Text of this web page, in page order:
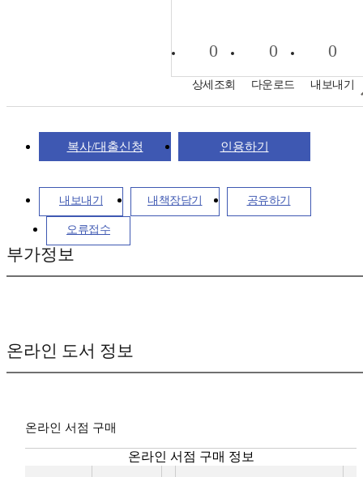
0
상세조회
0
다운로드
0
내보내기
복사/대출신청 인용하기
내보내기 내책장담기 공유하기
오류접수
부가정보
온라인 도서 정보
온라인 서점 구매
온라인 서점 구매 정보